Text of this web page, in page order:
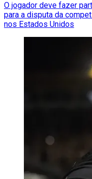
O jogador deve fazer
para a disputa da
nos Estados Unidos